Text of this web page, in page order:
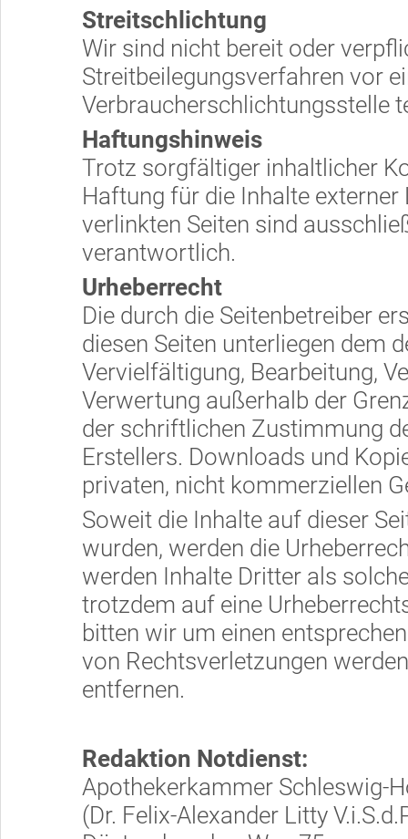
Streitschlichtung
Wir sind nicht bereit oder
Streitbeilegungsverfahren vor
Verbraucherschlichtungsstelle
Haftungshinweis
Trotz sorgfältiger inhaltlicher
Haftung für die Inhalte externer
verlinkten Seiten sind
verantwortlich.
Urheberrecht
Die durch die Seitenbetreiber
diesen Seiten unterliegen dem
Vervielfältigung, Bearbeitung,
Verwertung außerhalb der
der schriftlichen Zustimmung
Erstellers. Downloads und
privaten, nicht kommerziellen
Soweit die Inhalte auf dieser
wurden, werden die
werden Inhalte Dritter als
trotzdem auf eine
bitten wir um einen
von Rechtsverletzungen
entfernen.
Redaktion Notdienst:
Apothekerkammer Schleswig-
(Dr. Felix-Alexander Litty